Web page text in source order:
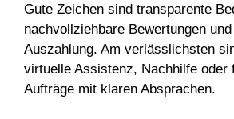
Gute Zeichen sind transparente
nachvollziehbare Bewertungen
Auszahlung. Am verlässlichsten
virtuelle Assistenz, Nachhilfe oder
Aufträge mit klaren Absprachen.